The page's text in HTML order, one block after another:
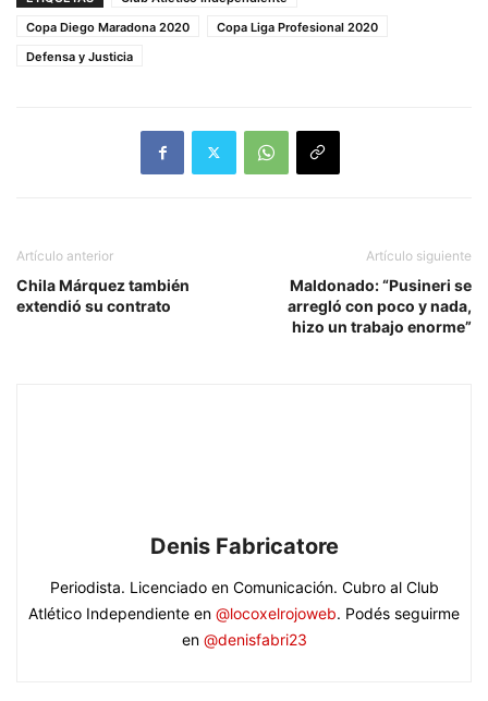
Copa Diego Maradona 2020
Copa Liga Profesional 2020
Defensa y Justicia
Artículo anterior
Chila Márquez también
extendió su contrato
Artículo siguiente
Maldonado: “Pusineri se
arregló con poco y nada,
hizo un trabajo enorme”
Denis Fabricatore
Periodista. Licenciado en Comunicación. Cubro al Club
Atlético Independiente en @locoxelrojoweb. Podés seguirme
en @denisfabri23